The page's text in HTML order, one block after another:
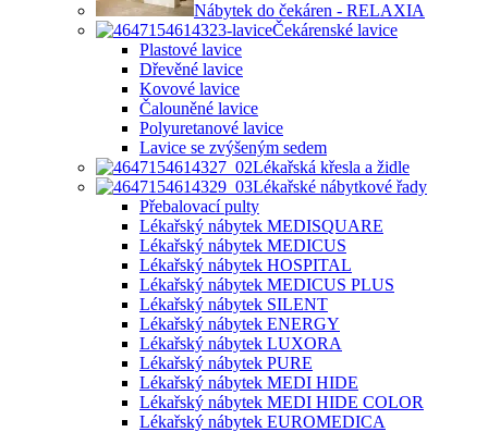
Nábytek do čekáren - RELAXIA
Čekárenské lavice
Plastové lavice
Dřevěné lavice
Kovové lavice
Čalouněné lavice
Polyuretanové lavice
Lavice se zvýšeným sedem
Lékařská křesla a židle
Lékařské nábytkové řady
Přebalovací pulty
Lékařský nábytek MEDISQUARE
Lékařský nábytek MEDICUS
Lékařský nábytek HOSPITAL
Lékařský nábytek MEDICUS PLUS
Lékařský nábytek SILENT
Lékařský nábytek ENERGY
Lékařský nábytek LUXORA
Lékařský nábytek PURE
Lékařský nábytek MEDI HIDE
Lékařský nábytek MEDI HIDE COLOR
Lékařský nábytek EUROMEDICA